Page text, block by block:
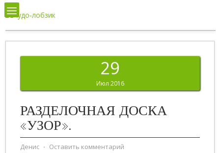
29
Июл 2016
РАЗДЕЛОЧНАЯ ДОСКА
«УЗОР».
Денис ⋅ Оставить комментарий